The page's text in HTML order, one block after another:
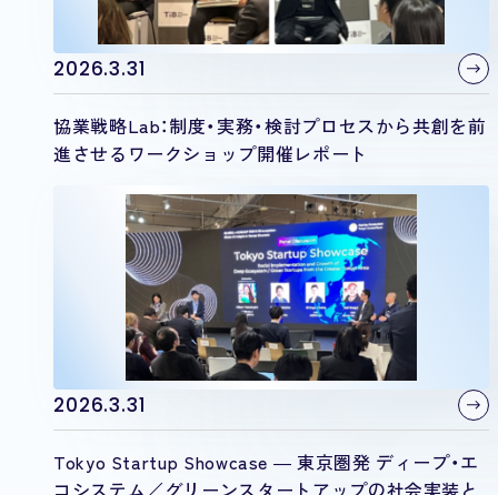
2026.3.31
協業戦略Lab：制度・実務・検討プロセスから共創を前
進させるワークショップ開催レポート
2026.3.31
Tokyo Startup Showcase ― 東京圏発 ディープ・エ
コシステム／グリーンスタートアップの社会実装と